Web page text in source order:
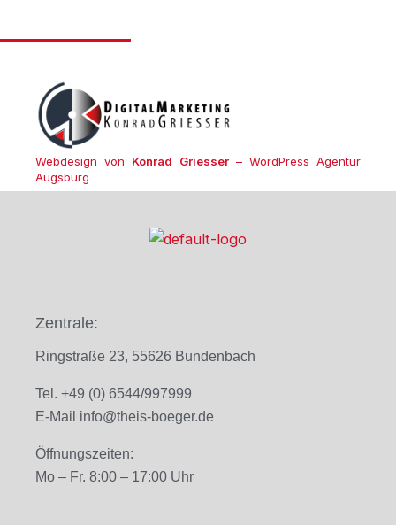
Webdesign von Konrad Griesser– WordPress Agentur
Augsburg
Zentrale:
Ringstraße 23, 55626 Bundenbach
Tel. +49 (0) 6544/997999
E-Mail info@theis-boeger.de
Öffnungszeiten:
Mo – Fr. 8:00 – 17:00 Uhr